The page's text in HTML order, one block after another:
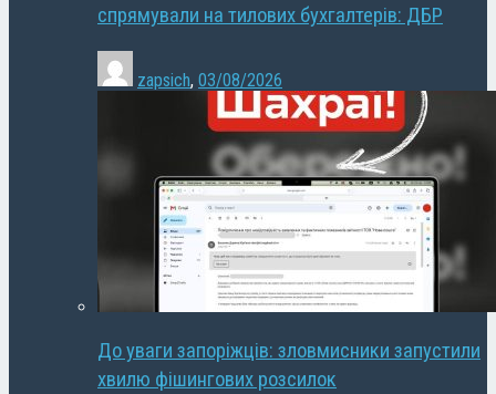
спрямували на тилових бухгалтерів: ДБР
zapsich, 03/08/2026
До уваги запоріжців: зловмисники запустили
хвилю фішингових розсилок